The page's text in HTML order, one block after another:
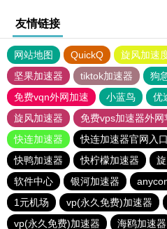
友情链接
网站地图 QuickQ 旋风加速
坚果加速器
tiktok加速器
狗
免费vqn外网加速
小蓝鸟 优
旋风加速器
免费vps加速器外网
快连加速器
快连加速器官网入口
快鸭加速器
快柠檬加速器
软件中心
银河加速器
1元机场
vp(永久免费)加速器
vp(永久免费)加速器
海鸥加速器